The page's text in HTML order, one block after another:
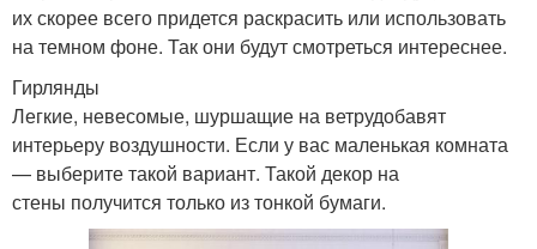
их скорее всего придется раскрасить или использовать
на темном фоне. Так они будут смотреться интереснее.
Гирлянды
Легкие, невесомые, шуршащие на ветрудобавят
интерьеру воздушности. Если у вас маленькая комната
— выберите такой вариант. Такой декор на
стены получится только из тонкой бумаги.